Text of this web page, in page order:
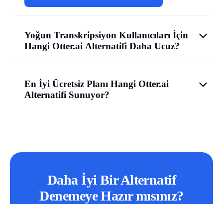
Yoğun Transkripsiyon Kullanıcıları İçin
Hangi Otter.ai Alternatifi Daha Ucuz?
En İyi Ücretsiz Planı Hangi Otter.ai
Alternatifi Sunuyor?
Daha İyi Bir Alternatif
Denemeye Hazır mısınız?